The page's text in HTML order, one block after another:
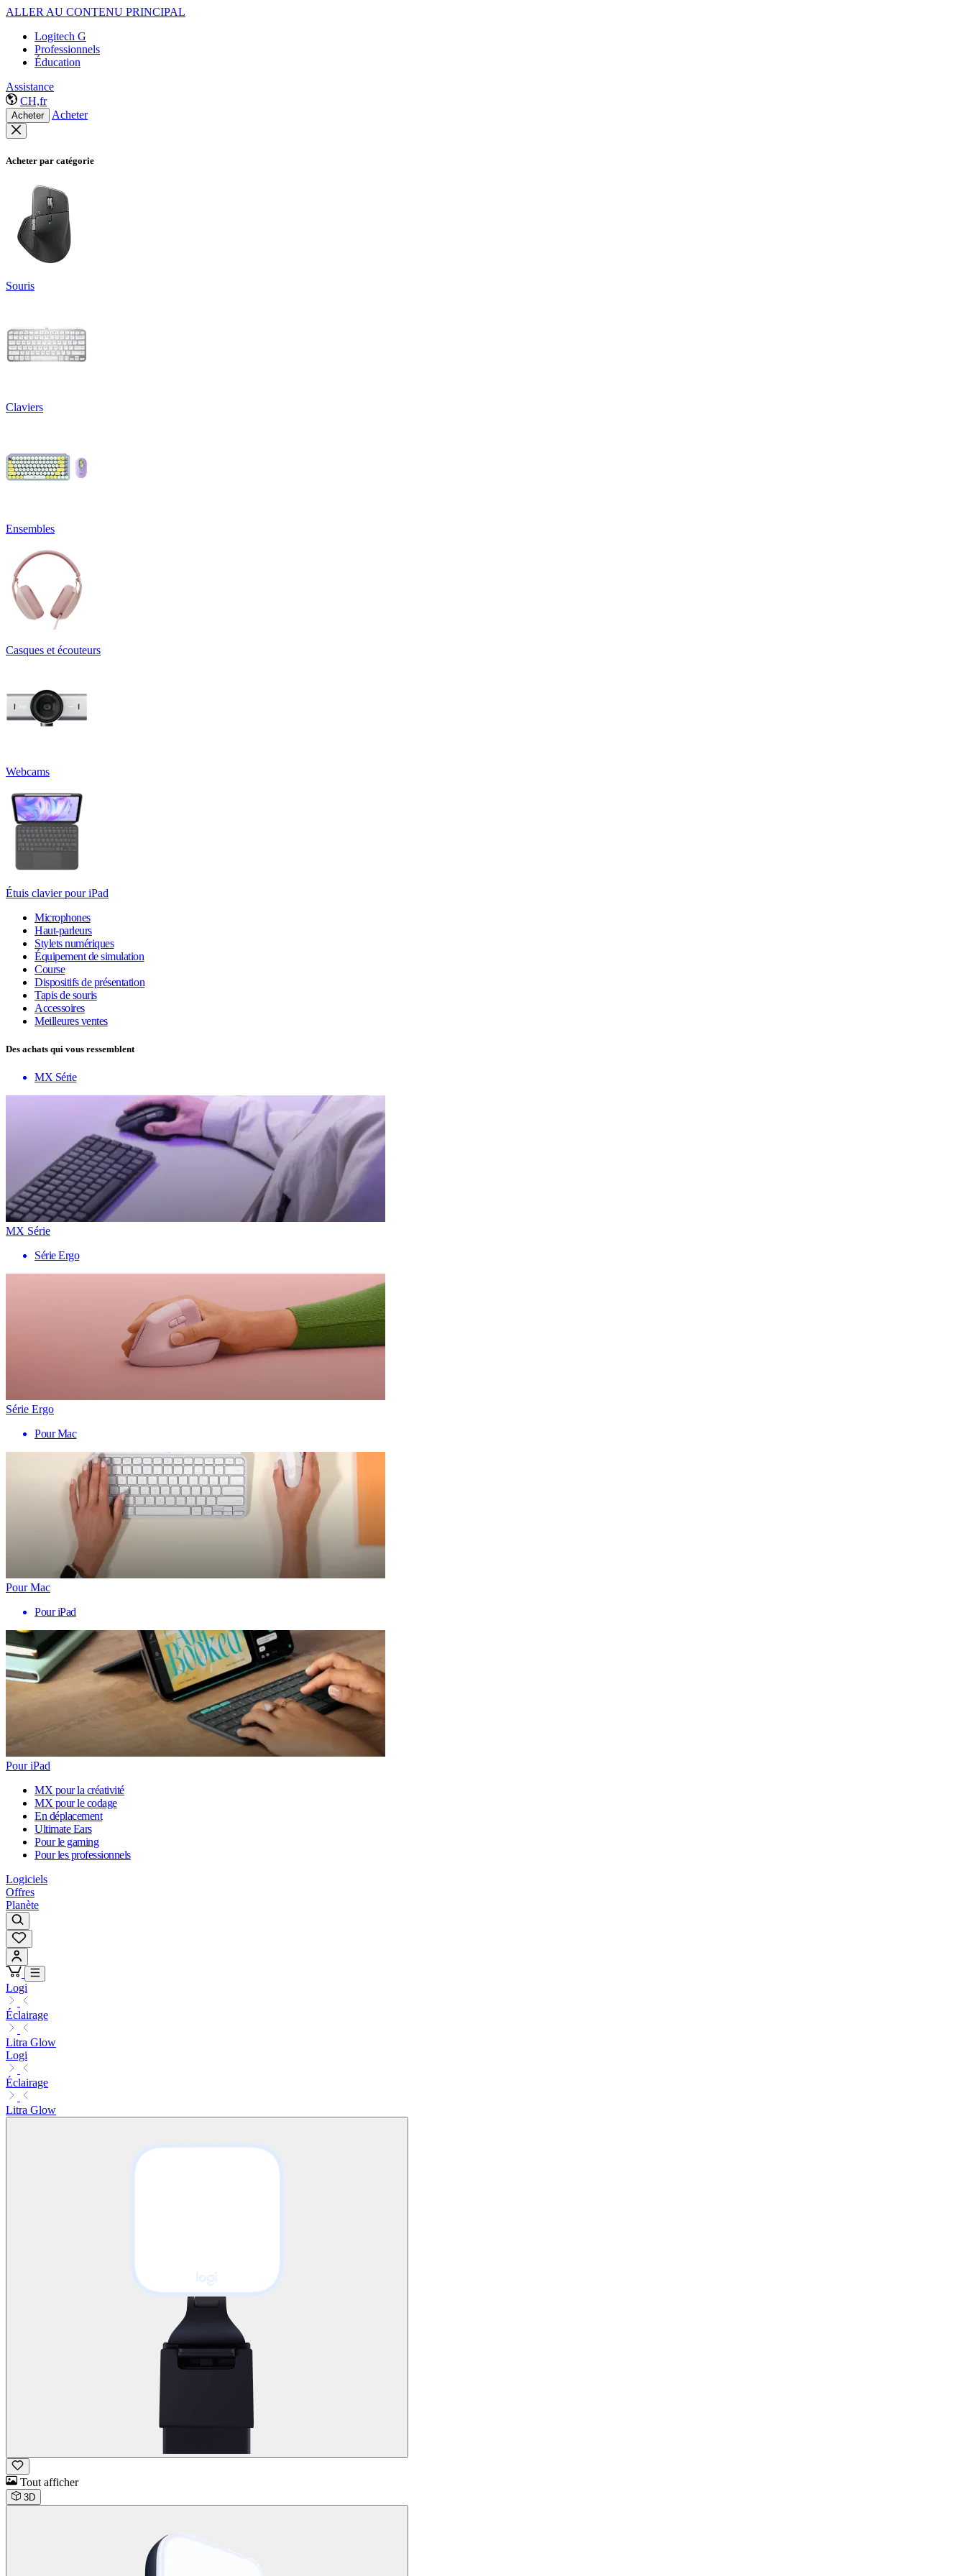
ALLER AU CONTENU PRINCIPAL
Logitech G
Professionnels
Éducation
Assistance
CH,fr
Acheter Acheter
Acheter par catégorie
Souris
Claviers
Ensembles
Casques et écouteurs
Webcams
Étuis clavier pour iPad
Microphones
Haut-parleurs
Stylets numériques
Équipement de simulation
Course
Dispositifs de présentation
Tapis de souris
Accessoires
Meilleures ventes
Des achats qui vous ressemblent
MX Série
MX Série
Série Ergo
Série Ergo
Pour Mac
Pour Mac
Pour iPad
Pour iPad
MX pour la créativité
MX pour le codage
En déplacement
Ultimate Ears
Pour le gaming
Pour les professionnels
Logiciels
Offres
Planète
Logi
Éclairage
Litra Glow
Logi
Éclairage
Litra Glow
Tout afficher
3D